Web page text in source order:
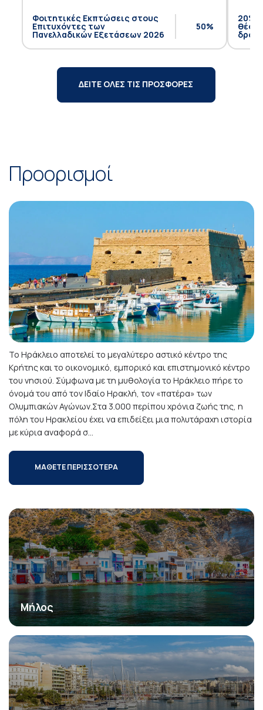
Φοιτητικές Εκπτώσεις στους
Επιτυχόντες των
Πανελλαδικών Εξετάσεων 2026
50%
20%
θέση
ΔΕΙΤΕ ΟΛΕΣ ΤΙΣ ΠΡΟΣΦΟΡΕΣ
Προορισμοί
Το Ηράκλειο αποτελεί το μεγαλύτερο αστικό κέντρο της
Κρήτης και το οικονομικό, εμπορικό και επιστημονικό κέντρο
του νησιού. Σύμφωνα με τη μυθολογία το Ηράκλειο πήρε το
όνομά του από τον Ιδαίο Ηρακλή, τον «πατέρα» των
Ολυμπιακών Αγώνων.Στα 3.000 περίπου χρόνια ζωής της, η
πόλη του Ηρακλείου έχει να επιδείξει μια πολυτάραχη ιστορία
με κύρια αναφορά σ...
ΜΑΘΕΤΕ ΠΕΡΙΣΣΟΤΕΡΑ
Μήλος